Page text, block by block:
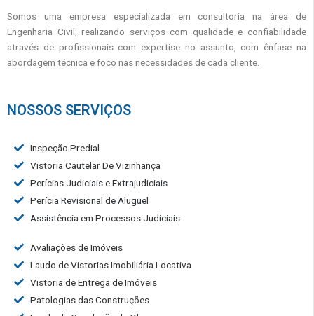
Somos uma empresa especializada em consultoria na área de
Engenharia Civil, realizando serviços com qualidade e confiabilidade
através de profissionais com expertise no assunto, com ênfase na
abordagem técnica e foco nas necessidades de cada cliente.
NOSSOS SERVIÇOS
Inspeção Predial
Vistoria Cautelar De Vizinhança
Perícias Judiciais e Extrajudiciais
Perícia Revisional de Aluguel
Assistência em Processos Judiciais
Avaliações de Imóveis
Laudo de Vistorias Imobiliária Locativa
Vistoria de Entrega de Imóveis
Patologias das Construções